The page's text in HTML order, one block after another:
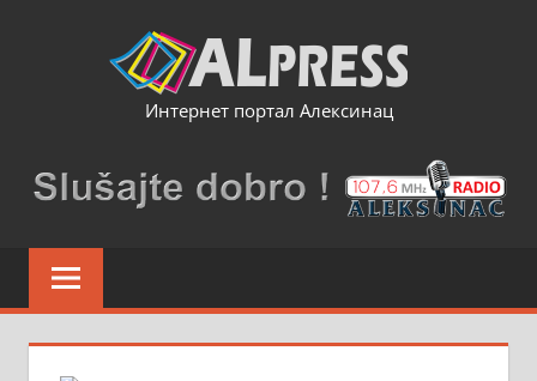
Интернет портал Алексинац